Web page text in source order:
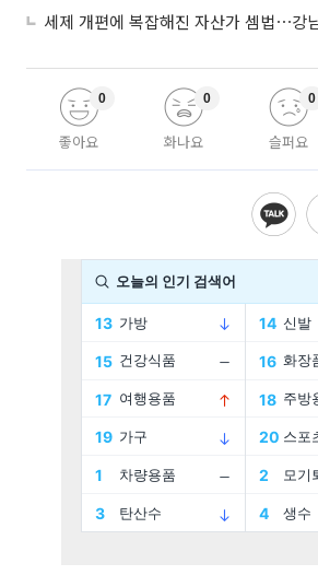
좋아요
0
화나요
0
슬퍼요
0